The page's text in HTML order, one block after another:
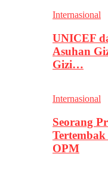
Internasional
UNICEF
Asuhan
Gizi…
Internasional
Seorang
OPM